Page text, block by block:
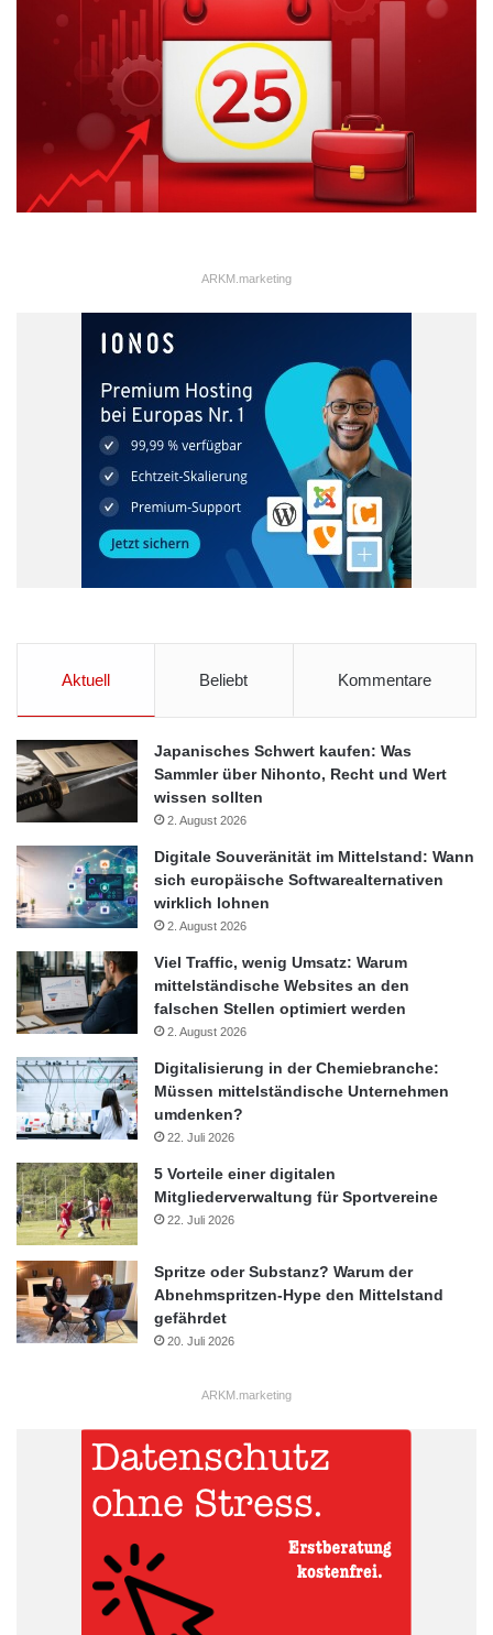
ARKM.marketing
Aktuell Beliebt Kommentare
Japanisches Schwert kaufen: Was
Sammler über Nihonto, Recht und Wert
wissen sollten
2. August 2026
Digitale Souveränität im Mittelstand: Wann
sich europäische Softwarealternativen
wirklich lohnen
2. August 2026
Viel Traffic, wenig Umsatz: Warum
mittelständische Websites an den
falschen Stellen optimiert werden
2. August 2026
Digitalisierung in der Chemiebranche:
Müssen mittelständische Unternehmen
umdenken?
22. Juli 2026
5 Vorteile einer digitalen
Mitgliederverwaltung für Sportvereine
22. Juli 2026
Spritze oder Substanz? Warum der
Abnehmspritzen-Hype den Mittelstand
gefährdet
20. Juli 2026
ARKM.marketing